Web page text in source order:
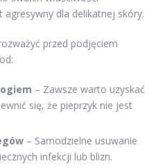
dla delikatnej skóry.
przed podjęciem
– Zawsze warto uzyskać
się, że pieprzyk nie jest
– Samodzielne usuwanie
infekcji lub blizn.